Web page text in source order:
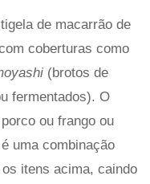
de macarrão de
coberturas como
(brotos de
fermentados). O
ou frango ou
uma combinação
itens acima, caindo